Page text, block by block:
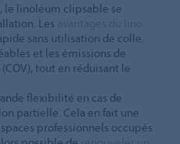
le linoléum clipsable se
Les
sans utilisation de colle.
et les émissions de
tout en réduisant le
flexibilité en cas de
partielle. Cela en fait une
professionnels occupés